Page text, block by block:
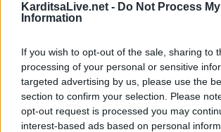
KarditsaLive.net - Do Not Process
Information
If you wish to opt-out of the sale, sharing to
processing of your personal or sensitive
targeted advertising by us, please use the
section to confirm your selection. Please
opt-out request is processed you may
interest-based ads based on personal
6 Αυγούστου 2026, 21:11
6 Αυγούστου 2026, 20:28
Έκτακτος ψεκασμός και μέτρα
για τον Ιό του Δυτικού Νείλου στην
Κυψέλης